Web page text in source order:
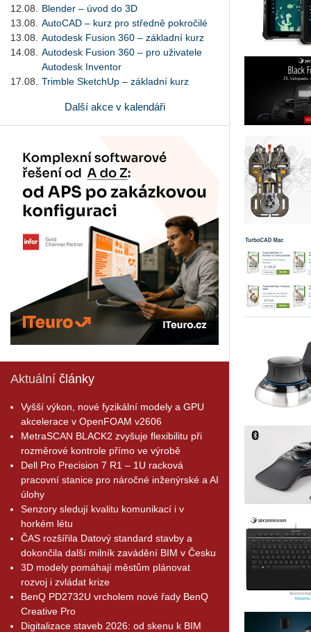
12.08.
Blender – úvod do 3D
13.08.
AutoCAD – kurz pro středně pokročilé
13.08.
Autodesk Fusion 360 – základní kurz
14.08.
Autodesk Fusion 360 – pro uživatele
Autodesk Inventor
17.08.
Trimble SketchUp – základní kurz
Další akce v kalendáři
Aktuální články
Vyšší výkon, nové fyzikální modely a GPU
akcelerace v OpenFOAM v2606
MetraSCAN BLACK2 zvyšuje flexibilitu při
rozměrové kontrole přímo ve výrobě
Dell Pro Precision 7 R1 – 1U racková
pracovní stanice pro náročné inženýrské a AI
úlohy
Senzory sledují kvalitu komunikací i v
horkém létu
ČAS rozšířila Datový standard stavby a
dokončila další milník zavádění BIM v Česku
3D modely pomáhají městům plánovat
rozvoj i zvládat krize
BenQ PD2732U vrcholem nové řady BenQ
Creative Pro
Digitalizace staveb 2026: od skenu k BIM